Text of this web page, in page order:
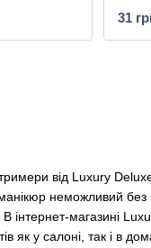
від Luxury
неможливий без
інтернет-магазині
як у салоні, так і в
31